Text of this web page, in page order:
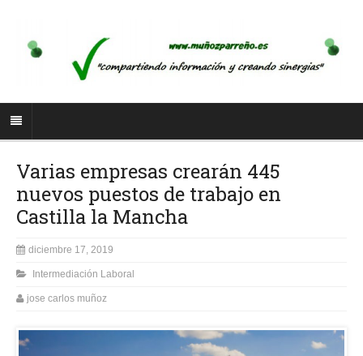
Varias empresas crearán 445
nuevos puestos de trabajo en
Castilla la Mancha
diciembre 17, 2019
Intermediación Laboral
jose carlos muñoz